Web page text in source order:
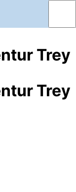
Trey
Trey